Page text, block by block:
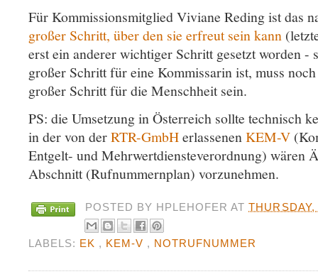
Für Kommissionsmitglied Viviane Reding ist das
großer Schritt, über den sie erfreut sein kann
erst ein anderer wichtiger Schritt gesetzt worden -
großer Schritt für eine Kommissarin ist, muss
großer Schritt für die Menschheit sein.
PS: die Umsetzung in Österreich sollte technisch
in der von derRTR-GmbHerlassenenKEM-V
Entgelt- und Mehrwertdiensteverordnung) wären
Abschnitt (Rufnummernplan) vorzunehmen.
POSTED BY HPLEHOFERAT
LABELS: EK , KEM-V , NOTRUFNUMMER